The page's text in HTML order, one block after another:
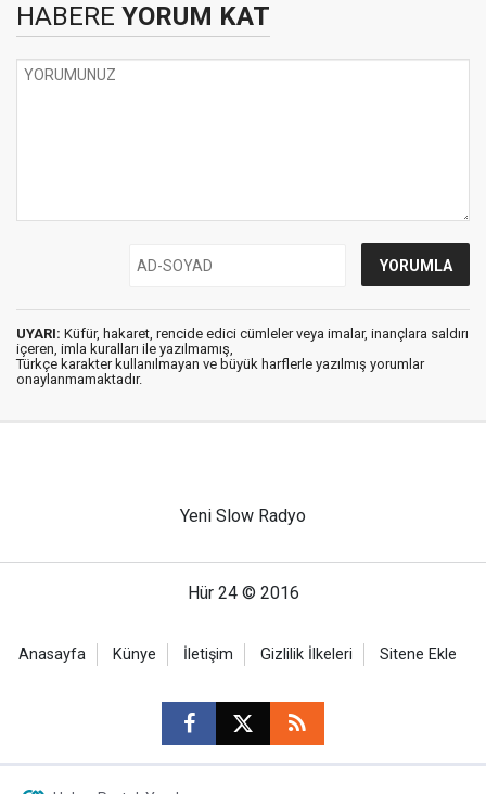
HABERE YORUM KAT
UYARI: Küfür, hakaret, rencide edici cümleler veya imalar, inançlara saldırı
içeren, imla kuralları ile yazılmamış,
Türkçe karakter kullanılmayan ve büyük harflerle yazılmış yorumlar
onaylanmamaktadır.
Yeni Slow Radyo
Hür 24 © 2016
Anasayfa Künye İletişim Gizlilik İlkeleri Sitene Ekle